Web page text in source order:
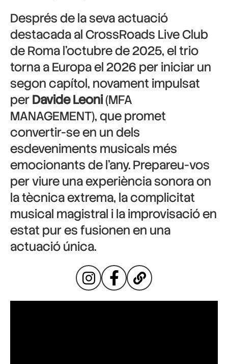
Després de la seva actuació
destacada al CrossRoads Live Club
de Roma l’octubre de 2025, el trio
torna a Europa el 2026 per iniciar un
segon capítol, novament impulsat
perDavide Leoni(MFA
MANAGEMENT), que promet
convertir-se en un dels
esdeveniments musicals més
emocionants de l’any. Prepareu-vos
per viure una experiència sonora on
la tècnica extrema, la complicitat
musical magistral i la improvisació en
estat pur es fusionen en una
actuació única.